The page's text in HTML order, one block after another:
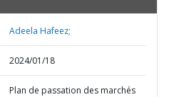
Adeela Hafeez;
2024/01/18
Plan de passation des marchés